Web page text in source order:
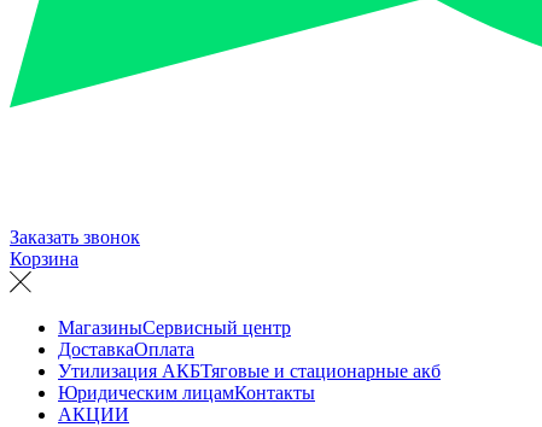
Заказать звонок
Корзина
МагазиныСервисный центр
ДоставкаОплата
Утилизация АКБТяговые и стационарные акб
Юридическим лицамКонтакты
АКЦИИ